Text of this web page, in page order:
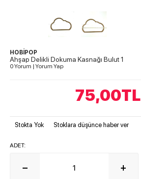
HOBİPOP
Ahşap Delikli Dokuma Kasnağı Bulut 1
0 Yorum | Yorum Yap
75,00TL
Stokta Yok Stoklara düşünce haber ver
ADET: